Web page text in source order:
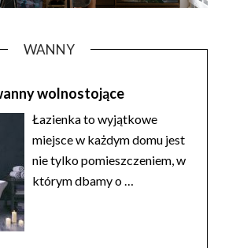
WANNY
wolnostojące
Łazienka to wyjątkowe
miejsce w każdym domu jest
nie tylko pomieszczeniem, w
którym dbamy o